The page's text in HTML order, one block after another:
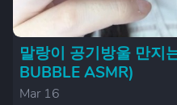
말랑이 공기방울 만지
BUBBLE ASMR)
Mar 16